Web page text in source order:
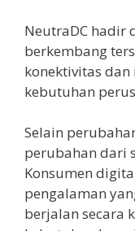
NeutraDC hadir
berkembang
konektivitas
kebutuhan
Selain
perubahan dari
Konsumen
pengalaman
berjalan secara